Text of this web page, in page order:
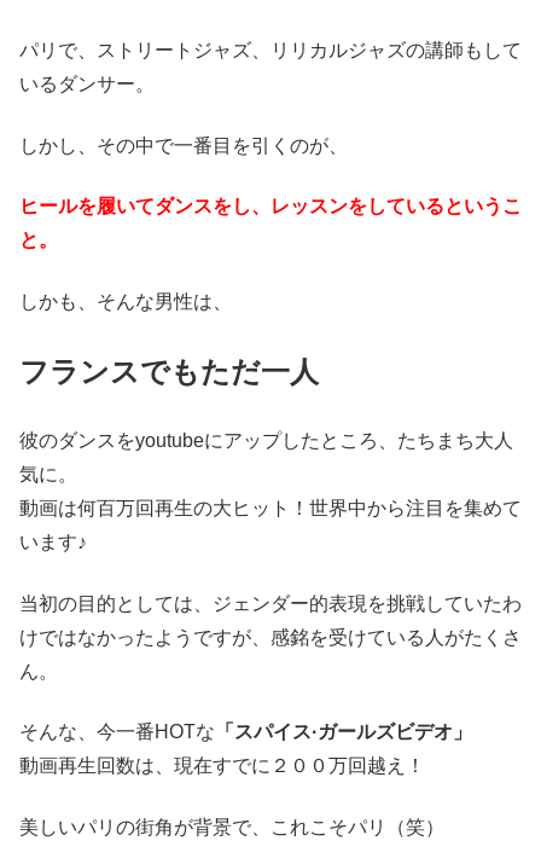
パリで、ストリートジャズ、リリカルジャズの講師もして
いるダンサー。
しかし、その中で一番目を引くのが、
ヒールを履いてダンスをし、レッスンをしているというこ
と。
しかも、そんな男性は、
フランスでもただ一人
彼のダンスをyoutubeにアップしたところ、たちまち大人
気に。
動画は何百万回再生の大ヒット！世界中から注目を集めて
います♪
当初の目的としては、ジェンダー的表現を挑戦していたわ
けではなかったようですが、感銘を受けている人がたくさ
ん。
そんな、今一番HOTな 「スパイス·ガールズビデオ」
動画再生回数は、現在すでに２００万回越え！
美しいパリの街角が背景で、これこそパリ（笑）